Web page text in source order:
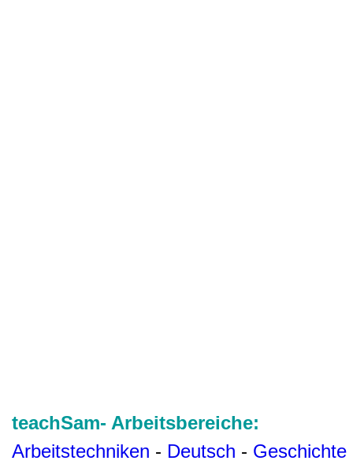
teachSam- Arbeitsbereiche:
Arbeitstechniken - Deutsch - Geschichte